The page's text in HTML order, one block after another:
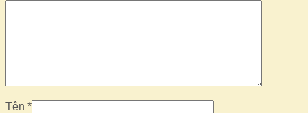
Tên *